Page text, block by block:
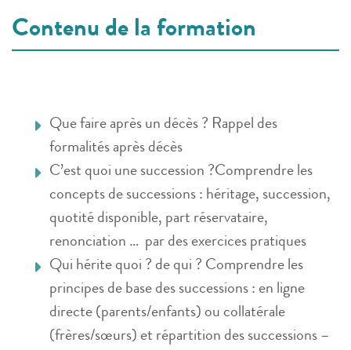
Contenu de la formation
Que faire après un décès ? Rappel des
formalités après décès
C’est quoi une succession ?Comprendre les
concepts de successions : héritage, succession,
quotité disponible, part réservataire,
renonciation … par des exercices pratiques
Qui hérite quoi ? de qui ? Comprendre les
principes de base des successions : en ligne
directe (parents/enfants) ou collatérale
(frères/sœurs) et répartition des successions –